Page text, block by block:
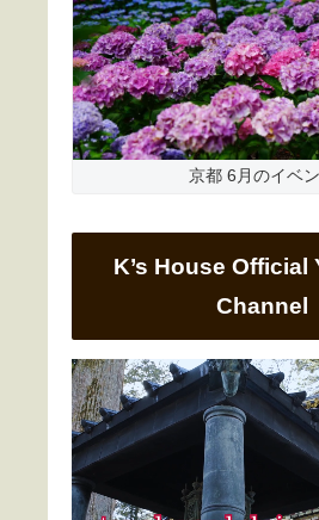
京都 6月のイベ
K’s House Official
Channel